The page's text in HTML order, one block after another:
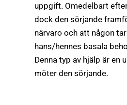
uppgift. Omedelbart
dock den sörjande
närvaro och att någon
hans/hennes basala
Denna typ av hjälp är en
möter den sörjande.